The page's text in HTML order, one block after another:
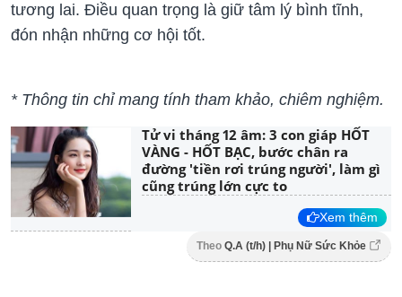
tương lai. Điều quan trọng là giữ tâm lý bình tĩnh,
đón nhận những cơ hội tốt.
* Thông tin chỉ mang tính tham khảo, chiêm nghiệm.
Tử vi tháng 12 âm: 3 con giáp HỐT
VÀNG - HỐT BẠC, bước chân ra
đường 'tiền rơi trúng người', làm gì
cũng trúng lớn cực to
Xem thêm
Theo Q.A (t/h) | Phụ Nữ Sức Khỏe